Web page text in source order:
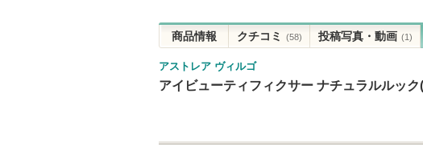
商品情報 クチコミ (58) 投稿写真・動画 (1)
アストレア ヴィルゴ
アイビューティフィクサー ナチュラルルック